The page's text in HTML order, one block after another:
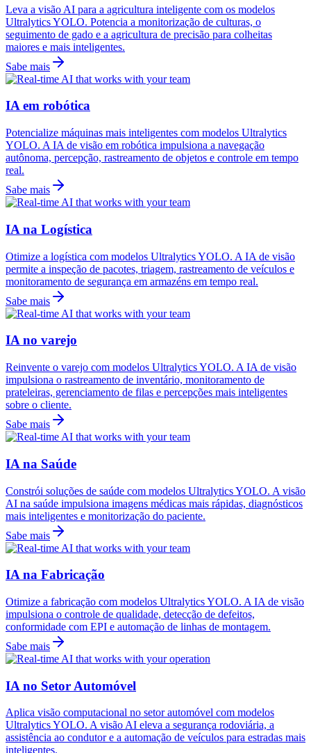
Leva a visão AI para a agricultura inteligente com os modelos
Ultralytics YOLO. Potencia a monitorização de culturas, o
seguimento de gado e a agricultura de precisão para colheitas
maiores e mais inteligentes.
Sabe mais
IA em robótica
Potencialize máquinas mais inteligentes com modelos Ultralytics
YOLO. A IA de visão em robótica impulsiona a navegação
autônoma, percepção, rastreamento de objetos e controle em tempo
real.
Sabe mais
IA na Logística
Otimize a logística com modelos Ultralytics YOLO. A IA de visão
permite a inspeção de pacotes, triagem, rastreamento de veículos e
monitoramento de segurança em armazéns em tempo real.
Sabe mais
IA no varejo
Reinvente o varejo com modelos Ultralytics YOLO. A IA de visão
impulsiona o rastreamento de inventário, monitoramento de
prateleiras, gerenciamento de filas e percepções mais inteligentes
sobre o cliente.
Sabe mais
IA na Saúde
Constrói soluções de saúde com modelos Ultralytics YOLO. A visão
AI na saúde impulsiona imagens médicas mais rápidas, diagnósticos
mais inteligentes e monitorização do paciente.
Sabe mais
IA na Fabricação
Otimize a fabricação com modelos Ultralytics YOLO. A IA de visão
impulsiona o controle de qualidade, detecção de defeitos,
conformidade com EPI e automação de linhas de montagem.
Sabe mais
IA no Setor Automóvel
Aplica visão computacional no setor automóvel com modelos
Ultralytics YOLO. A visão AI eleva a segurança rodoviária, a
assistência ao condutor e a automação de veículos para estradas mais
inteligentes.